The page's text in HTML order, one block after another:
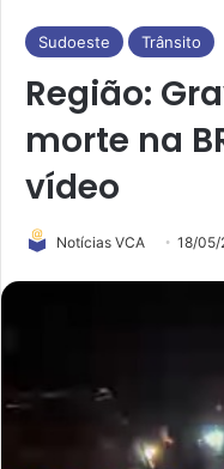
Sudoeste Trânsito
Região:
morte na
vídeo
Notícias VCA 18/05/